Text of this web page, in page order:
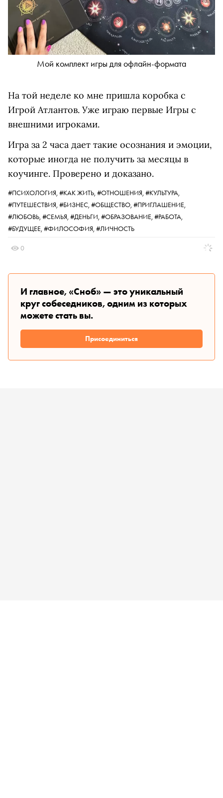
Мой комплект игры для офлайн-формата
На той неделе ко мне пришла коробка с
Игрой Атлантов. Уже играю первые Игры с
внешними игроками.
Игра за 2 часа дает такие осознания и эмоции,
которые иногда не получить за месяцы в
коучинге. Проверено и доказано.
#ПСИХОЛОГИЯ, #КАК ЖИТЬ, #ОТНОШЕНИЯ, #КУЛЬТУРА,
#ПУТЕШЕСТВИЯ, #БИЗНЕС, #ОБЩЕСТВО, #ПРИГЛАШЕНИЕ,
#ЛЮБОВЬ, #СЕМЬЯ, #ДЕНЬГИ, #ОБРАЗОВАНИЕ, #РАБОТА,
#БУДУЩЕЕ, #ФИЛОСОФИЯ, #ЛИЧНОСТЬ
0
И главное, «Сноб» — это уникальный
круг собеседников, одним из которых
можете стать вы.
Присоединиться